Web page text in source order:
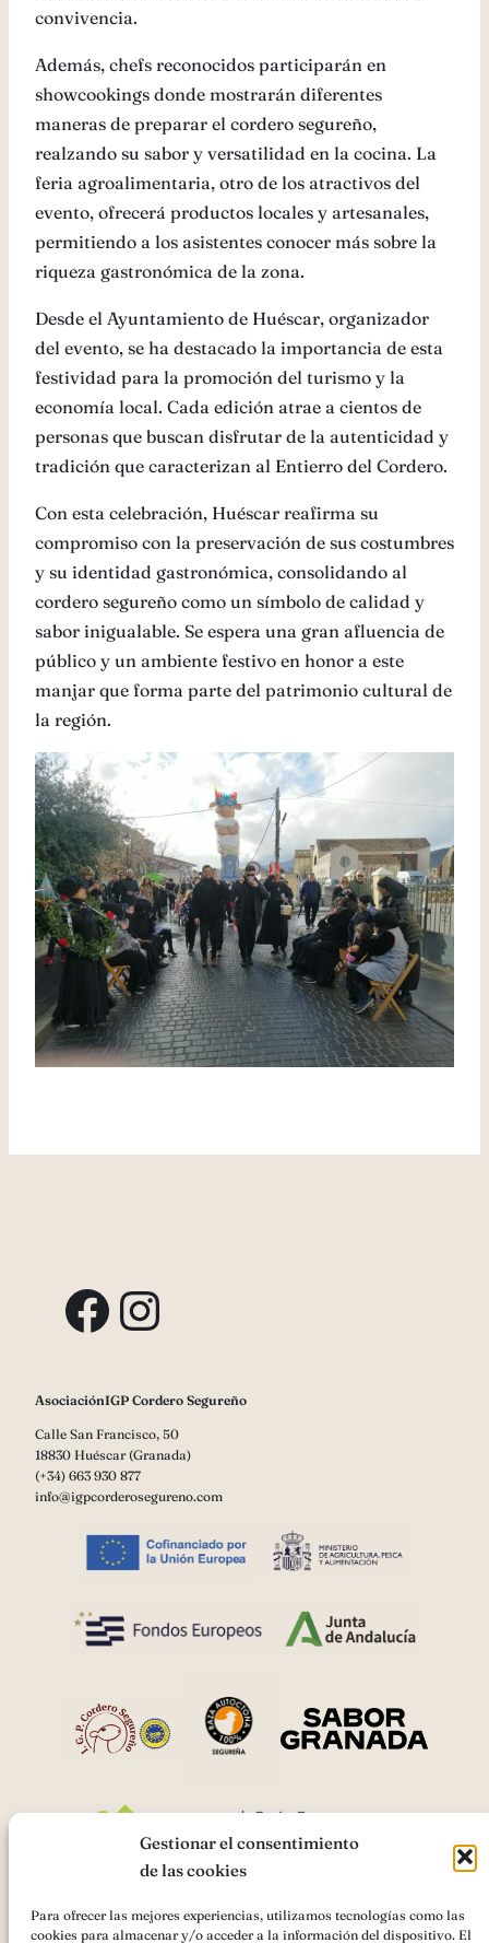
Gestionar el consentimiento
de las cookies
Para ofrecer las mejores experiencias, utilizamos tecnologías como las
cookies para almacenar y/o acceder a la información del dispositivo. El
convivencia.
Además, chefs reconocidos participarán en
showcookings donde mostrarán diferentes
maneras de preparar el cordero segureño,
realzando su sabor y versatilidad en la cocina. La
feria agroalimentaria, otro de los atractivos del
evento, ofrecerá productos locales y artesanales,
permitiendo a los asistentes conocer más sobre la
riqueza gastronómica de la zona.
Desde el Ayuntamiento de Huéscar, organizador
del evento, se ha destacado la importancia de esta
festividad para la promoción del turismo y la
economía local. Cada edición atrae a cientos de
personas que buscan disfrutar de la autenticidad y
tradición que caracterizan al Entierro del Cordero.
Con esta celebración, Huéscar reafirma su
compromiso con la preservación de sus costumbres
y su identidad gastronómica, consolidando al
cordero segureño como un símbolo de calidad y
sabor inigualable. Se espera una gran afluencia de
público y un ambiente festivo en honor a este
manjar que forma parte del patrimonio cultural de
la región.
Facebook Instagram
AsociaciónIGP Cordero Segureño
Calle San Francisco, 50
18830 Huéscar (Granada)
(+34) 663 930 877
info@igpcorderosegureno.com